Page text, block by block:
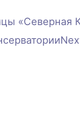
«Северная